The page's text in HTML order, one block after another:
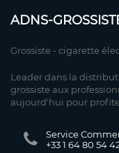
ADNS-
Grossiste - cigarette
Leader dans la
grossiste aux
aujourd'hui pour
Service
+33 1 64 80 54